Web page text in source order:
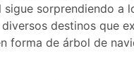
sorprendiendo a
destinos que
forma de árbol de